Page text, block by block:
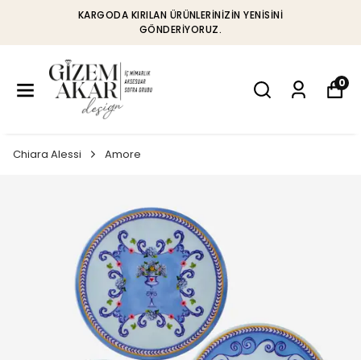
KARGODA KIRILAN ÜRÜNLERINIZIN YENISINI
GÖNDERIYORUZ.
0
Chiara Alessi Amore